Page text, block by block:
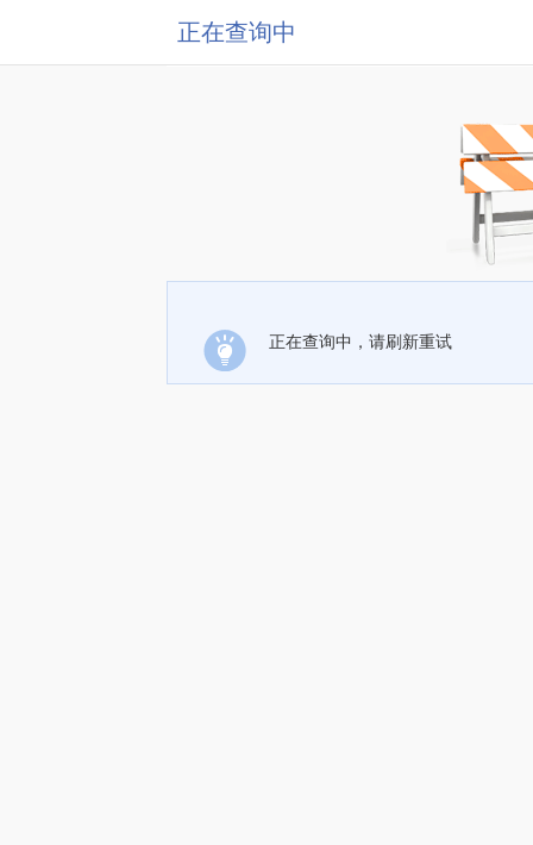
正在查询中
正在查询中，请刷新重试